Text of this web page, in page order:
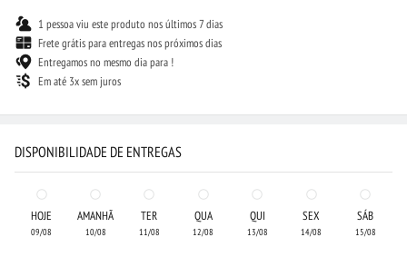
1 pessoa viu este produto nos últimos 7 dias
Frete grátis para entregas nos próximos dias
Entregamos no mesmo dia para !
Em até 3x sem juros
DISPONIBILIDADE DE ENTREGAS
HOJE
09/08
AMANHÃ
10/08
TER
11/08
QUA
12/08
QUI
13/08
SEX
14/08
SÁB
15/08